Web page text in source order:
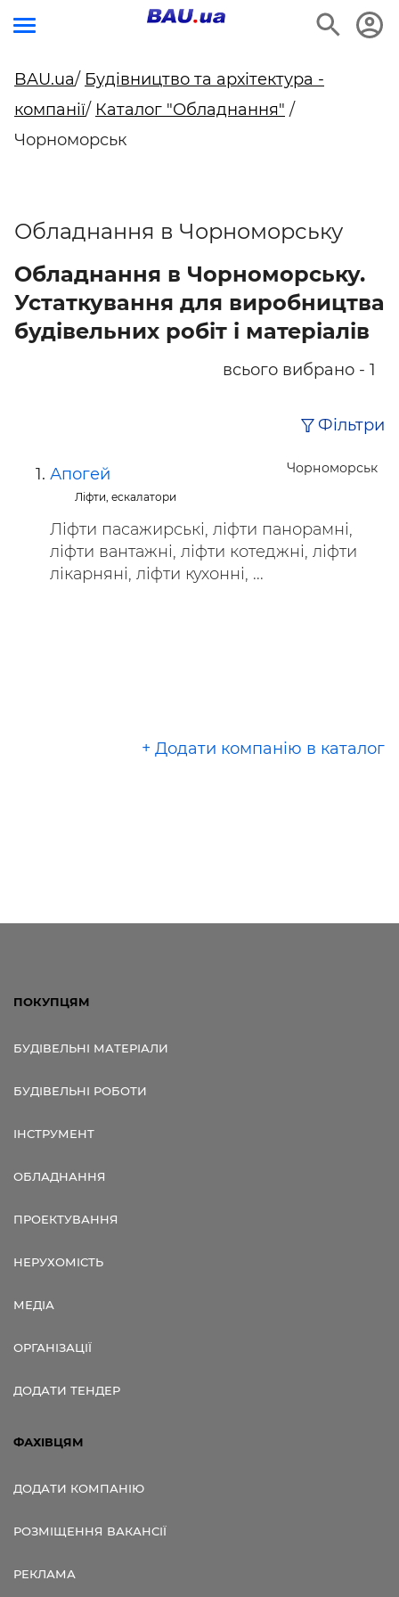
BAU.ua/ Будівництво та архітектура -
компанії/ Каталог "Обладнання" /
Чорноморськ
Обладнання в Чорноморську
Обладнання в Чорноморську.
Устаткування для виробництва
будівельних робіт і матеріалів
всього вибрано - 1
Фільтри
Чорноморськ
Апогей
Ліфти, ескалатори
Ліфти пасажирські, ліфти панорамні,
ліфти вантажні, ліфти котеджні, ліфти
лікарняні, ліфти кухонні, ...
+ Додати компанію в каталог
ПОКУПЦЯМ
БУДІВЕЛЬНІ МАТЕРІАЛИ
БУДІВЕЛЬНІ РОБОТИ
ІНСТРУМЕНТ
ОБЛАДНАННЯ
ПРОЕКТУВАННЯ
НЕРУХОМІСТЬ
МЕДІА
ОРГАНІЗАЦІЇ
ДОДАТИ ТЕНДЕР
ФАХІВЦЯМ
ДОДАТИ КОМПАНІЮ
РОЗМІЩЕННЯ ВАКАНСІЇ
РЕКЛАМА